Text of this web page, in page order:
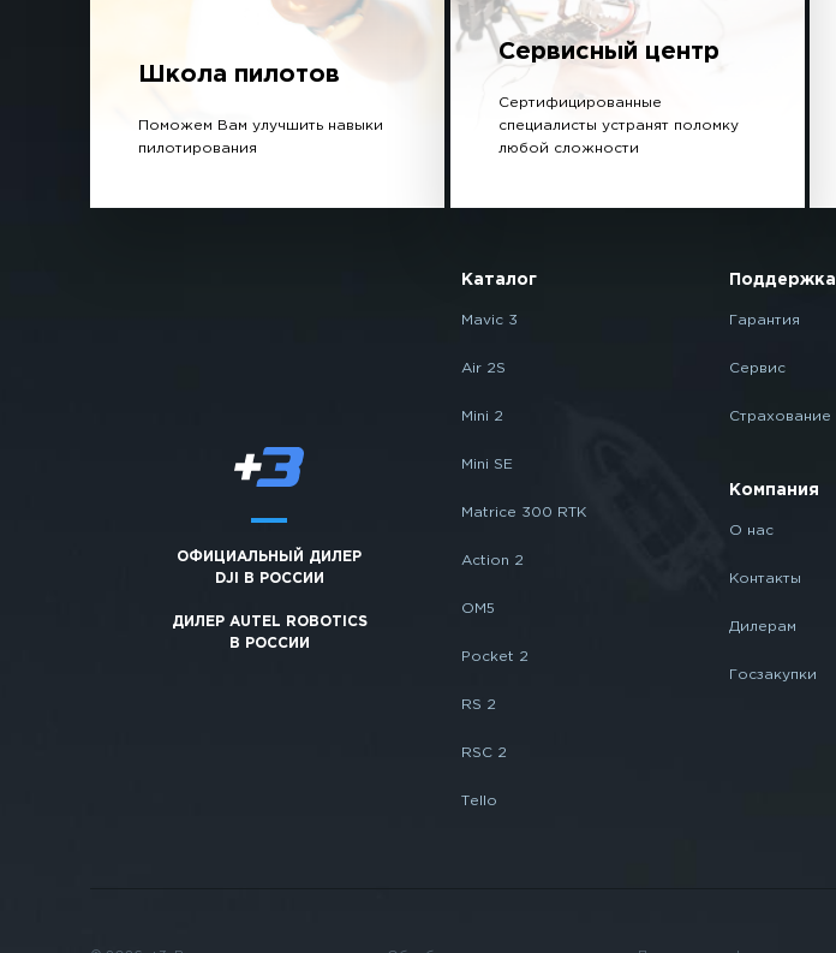
Школа пилотов
Поможем Вам улучшить навыки
пилотирования
Сервисный центр
Сертифицированные
специалисты устранят поломку
любой сложности
ОФИЦИАЛЬНЫЙ ДИЛЕР
DJI В РОССИИ
ДИЛЕР AUTEL ROBOTICS
В РОССИИ
Каталог
Mavic 3
Air 2S
Mini 2
Mini SE
Matrice 300 RTK
Action 2
OM5
Pocket 2
RS 2
RSC 2
Tello
Поддержка
Гарантия
Сервис
Страхование
Компания
О нас
Контакты
Дилерам
Госзакупки